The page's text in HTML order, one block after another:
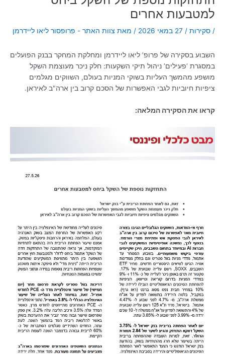
למטבעות אחרים
/ סקירות / 27 במאי 2026 / מאת צוות האתר - פרופסור ליאו ליידרמן
השבוע בסקירה של פרופ’ ליאו ליידרמן ומחלקת המחקר בבנק הפועלים
במסגרת ‘פעילים’ ניהול תיקי השקעות: חלק ניכר מעוצמת השקל
מושפע מהמשך העליות בשוקי המניות בעולם, השווקים מגלמים
ציפיות חיוביות לגבי האפשרות של הסכם קרוב בין ארה"ב לאיראן.
קראו את הסקירה המלאה: